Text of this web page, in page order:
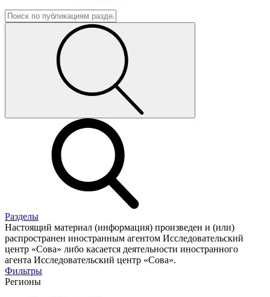
Разделы
Настоящий материал (информация) произведен и (или)
распространен иностранным агентом Исследовательский
центр «Сова» либо касается деятельности иностранного
агента Исследовательский центр «Сова».
Фильтры
Регионы